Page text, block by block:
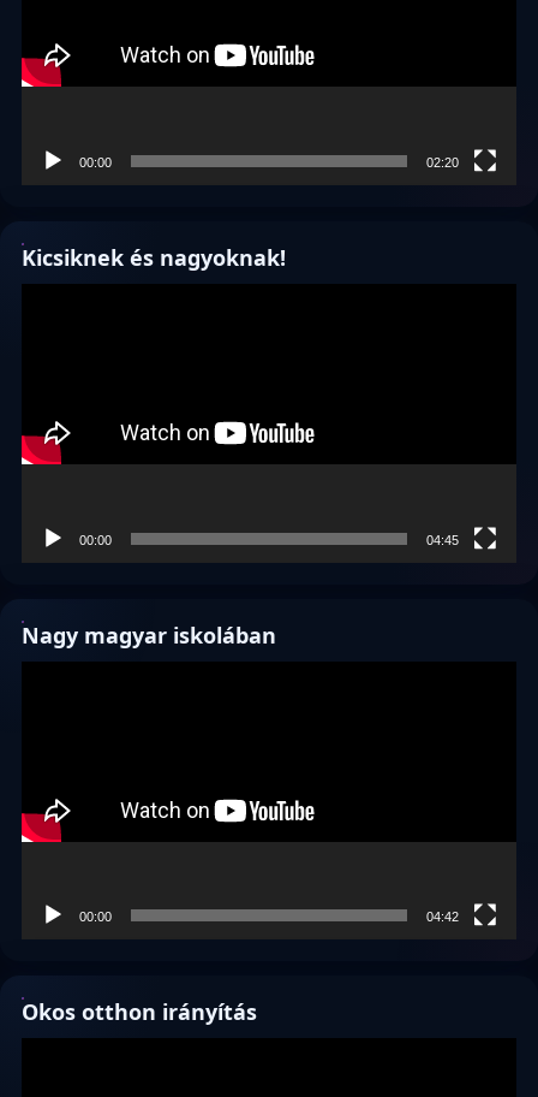
00:00 02:20
Kicsiknek és nagyoknak!
00:00 04:45
Nagy magyar iskolában
00:00 04:42
Okos otthon irányítás